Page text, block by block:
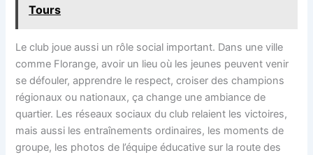
Tours
Le club joue aussi un rôle social important. Dans une ville
comme Florange, avoir un lieu où les jeunes peuvent venir
se défouler, apprendre le respect, croiser des champions
régionaux ou nationaux, ça change une ambiance de
quartier. Les réseaux sociaux du club relaient les victoires,
mais aussi les entraînements ordinaires, les moments de
groupe, les photos de l’équipe éducative sur la route des